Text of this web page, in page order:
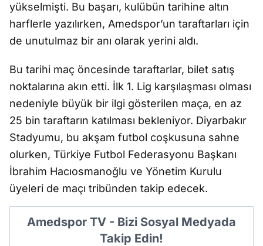
yükselmişti. Bu başarı, kulübün tarihine altın
harflerle yazılırken, Amedspor’un taraftarları için
de unutulmaz bir anı olarak yerini aldı.
Bu tarihi maç öncesinde taraftarlar, bilet satış
noktalarına akın etti. İlk 1. Lig karşılaşması olması
nedeniyle büyük bir ilgi gösterilen maça, en az
25 bin taraftarın katılması bekleniyor. Diyarbakır
Stadyumu, bu akşam futbol coşkusuna sahne
olurken, Türkiye Futbol Federasyonu Başkanı
İbrahim Hacıosmanoğlu ve Yönetim Kurulu
üyeleri de maçı tribünden takip edecek.
Amedspor TV - Bizi Sosyal Medyada
Takip Edin!